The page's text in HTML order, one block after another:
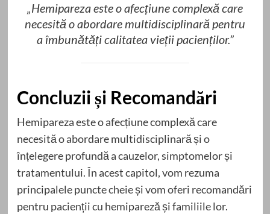
„Hemipareza este o afecțiune complexă care
necesită o abordare multidisciplinară pentru
a îmbunătăți calitatea vieții pacienților.”
Concluzii și Recomandări
Hemipareza este o afecțiune complexă care
necesită o abordare multidisciplinară și o
înțelegere profundă a cauzelor, simptomelor și
tratamentului. În acest capitol, vom rezuma
principalele puncte cheie și vom oferi recomandări
pentru pacienții cu hemipareză și familiile lor.